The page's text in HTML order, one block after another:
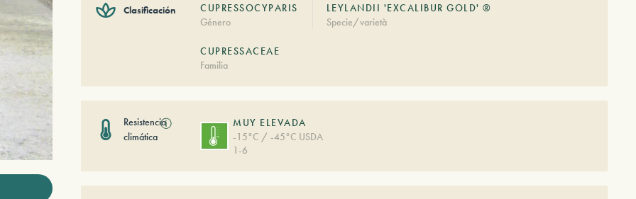
Clasificación
CUPRESSOCYPARIS
Género
LEYLANDII 'EXCALIBUR GOLD' ®
Specie/varietà
CUPRESSACEAE
Familia
Resistencia
climática
ⓘ
MUY ELEVADA
-15°C / -45°C USDA
1-6